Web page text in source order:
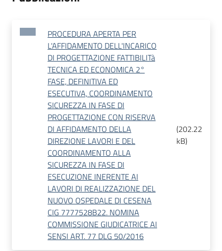
PROCEDURA APERTA PER
L'AFFIDAMENTO DELL'INCARICO
DI PROGETTAZIONE FATTIBILITà
TECNICA ED ECONOMICA 2°
FASE, DEFINITIVA ED
ESECUTIVA, COORDINAMENTO
SICUREZZA IN FASE DI
PROGETTAZIONE CON RISERVA
DI AFFIDAMENTO DELLA
DIREZIONE LAVORI E DEL
COORDINAMENTO ALLA
SICUREZZA IN FASE DI
ESECUZIONE INERENTE AI
LAVORI DI REALIZZAZIONE DEL
NUOVO OSPEDALE DI CESENA
CIG 7777528B22. NOMINA
COMMISSIONE GIUDICATRICE AI
SENSI ART. 77 DLG 50/2016
(202.22
kB)